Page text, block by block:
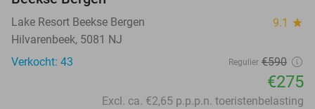
Lake Resort Beekse Bergen 9.1 star
Hilvarenbeek, 5081 NJ
Verkocht: 43
Regulier €590
€275
Excl. ca. €2,65 p.p.p.n. toeristenbelasting